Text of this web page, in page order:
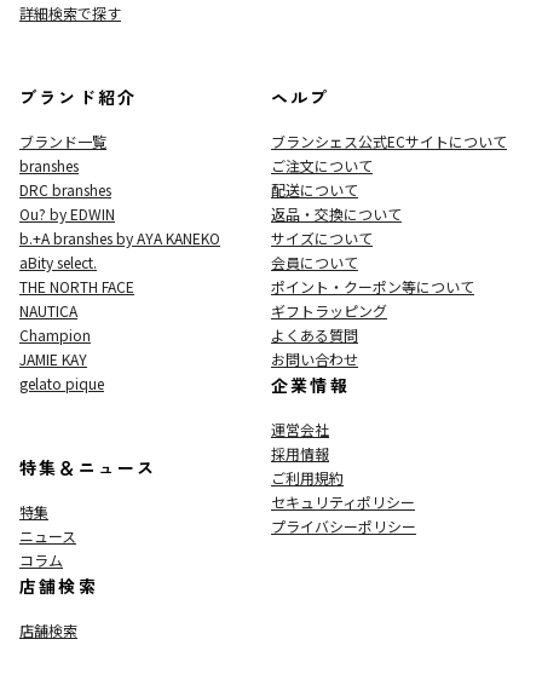
詳細検索で探す
ブランド紹介
ブランド一覧
branshes
DRC branshes
Ou? by EDWIN
b.+A branshes by AYA KANEKO
aBity select.
THE NORTH FACE
NAUTICA
Champion
JAMIE KAY
gelato pique
特集＆ニュース
特集
ニュース
コラム
店舗検索
店舗検索
ヘルプ
ブランシェス公式ECサイトについて
ご注文について
配送について
返品・交換について
サイズについて
会員について
ポイント・クーポン等について
ギフトラッピング
よくある質問
お問い合わせ
企業情報
運営会社
採用情報
ご利用規約
セキュリティポリシー
プライバシーポリシー